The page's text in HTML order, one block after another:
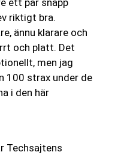
ett par snäpp
riktigt bra.
ännu klarare och
och platt. Det
men jag
100 strax under de
i den här
Techsajtens